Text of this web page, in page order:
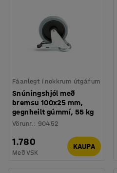
Fáanlegt í nokkrum útgáfum
Snúningshjól með
bremsu 100x25 mm,
gegnheilt gúmmí, 55 kg
Vörunr. : 90452
1.780
Með VSK
KAUPA